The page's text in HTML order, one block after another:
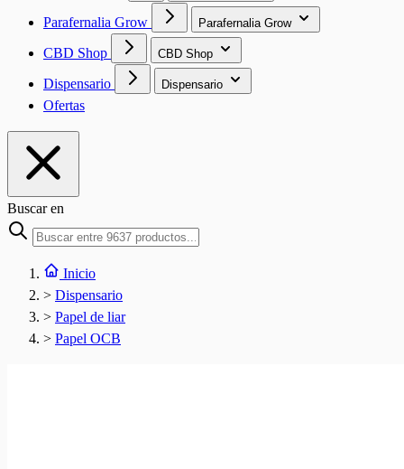
Parafernalia Grow Parafernalia Grow
CBD Shop CBD Shop
Dispensario Dispensario
Ofertas
Buscar en
Inicio
> Dispensario
> Papel de liar
> Papel OCB